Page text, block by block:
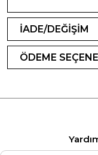
İADE/DEĞİŞİM
ÖDEME